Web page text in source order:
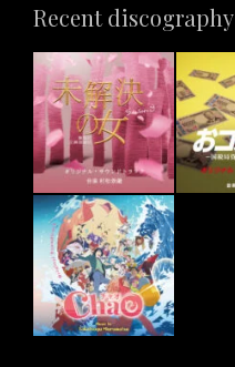
Recent discography